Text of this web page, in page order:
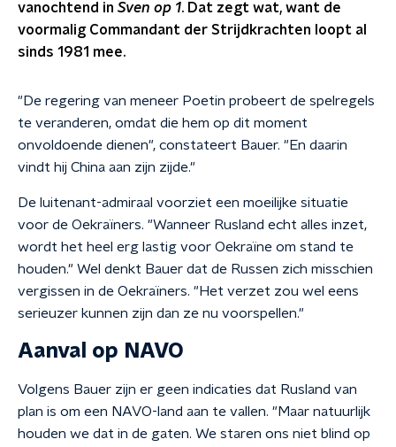
vanochtend in Sven op 1. Dat zegt wat, want de
voormalig Commandant der Strijdkrachten loopt al
sinds 1981 mee.
"De regering van meneer Poetin probeert de spelregels
te veranderen, omdat die hem op dit moment
onvoldoende dienen", constateert Bauer. "En daarin
vindt hij China aan zijn zijde."
De luitenant-admiraal voorziet een moeilijke situatie
voor de Oekraïners. "Wanneer Rusland echt alles inzet,
wordt het heel erg lastig voor Oekraïne om stand te
houden." Wel denkt Bauer dat de Russen zich misschien
vergissen in de Oekraïners. "Het verzet zou wel eens
serieuzer kunnen zijn dan ze nu voorspellen."
Aanval op NAVO
Volgens Bauer zijn er geen indicaties dat Rusland van
plan is om een NAVO-land aan te vallen. "Maar natuurlijk
houden we dat in de gaten. We staren ons niet blind op